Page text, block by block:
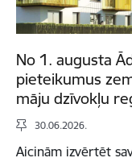
No 1. augusta
pieteikumus
māju dzīvokļu
30.06.2026.
Aicinām izvērtēt